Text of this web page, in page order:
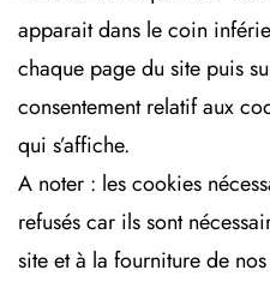
apparait dans le coin
chaque page du site puis
consentement relatif aux
qui s’affiche.
A noter : les cookies
refusés car ils sont
site et à la fourniture de